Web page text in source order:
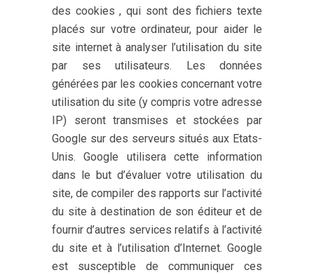
des cookies , qui sont des fichiers texte
placés sur votre ordinateur, pour aider le
site internet à analyser l’utilisation du site
par ses utilisateurs. Les données
générées par les cookies concernant votre
utilisation du site (y compris votre adresse
IP) seront transmises et stockées par
Google sur des serveurs situés aux Etats-
Unis. Google utilisera cette information
dans le but d’évaluer votre utilisation du
site, de compiler des rapports sur l’activité
du site à destination de son éditeur et de
fournir d’autres services relatifs à l’activité
du site et à l’utilisation d’Internet. Google
est susceptible de communiquer ces